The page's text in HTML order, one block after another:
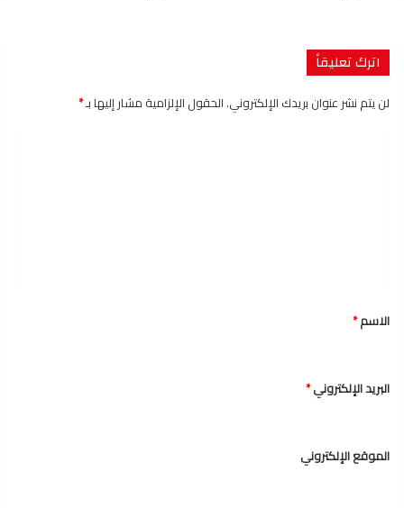
اترك تعليقاً
لن يتم نشر عنوان بريدك الإلكتروني.الحقول الإلزامية مشار إليها بـ*
*
الاسم*
البريد الإلكتروني*
الموقع الإلكتروني